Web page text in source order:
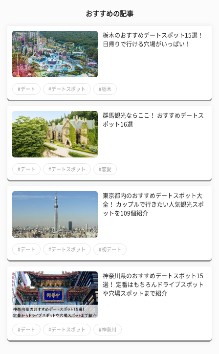
おすすめの記事
栃木のおすすめデートスポット15選！
日帰りで行ける穴場がいっぱい！
#デート #デートスポット #栃木
群馬観光ならここ！ おすすめデートス
ポット16選
#デート #デートスポット #恋愛
東京都内のおすすめデートスポット大
全！ カップルで行きたい人気観光スポ
ットを109個紹介
#デート #デートスポット #初デート
神奈川県のおすすめデートスポット15
選！ 定番はもちろんドライブスポット
や穴場スポットまで紹介
#デート #デートスポット #神奈川